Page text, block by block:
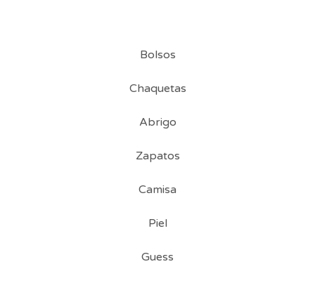
Bolsos
Chaquetas
Abrigo
Zapatos
Camisa
Piel
Guess